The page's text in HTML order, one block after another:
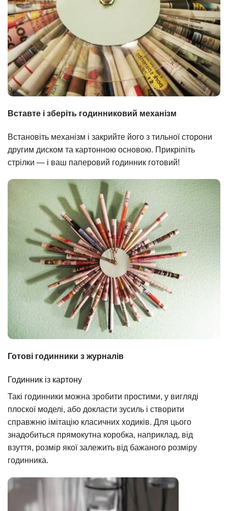
Вставте і зберіть годинниковий механізм
Встановіть механізм і закрийте його з тильної сторони
другим диском та картонною основою. Прикріпіть
стрілки — і ваш паперовий годинник готовий!
Готові годинники з журналів
Годинник із картону
Такі годинники можна зробити простими, у вигляді
плоскої моделі, або докласти зусиль і створити
справжню імітацію класичних ходиків. Для цього
знадобиться прямокутна коробка, наприклад, від
взуття, розмір якої залежить від бажаного розміру
годинника.